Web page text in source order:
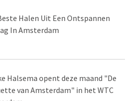
Halen Uit Een Ontspannen
In Amsterdam
Halsema opent deze maand "De
van Amsterdam" in het WTC